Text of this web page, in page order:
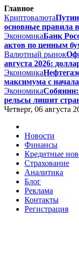
Главное
Криптовалюта
основные правила
ЭкономикаБанк
актов по ценным
Валютный рынок
августа 2026:
Экономика
максимума с
ЭкономикаСобянин:
рельсы лишит
Четверг, 06 августа
Новости
Финансы
Кредитные
Страхование
Аналитика
Блог
Реклама
Контакты
Регистрация